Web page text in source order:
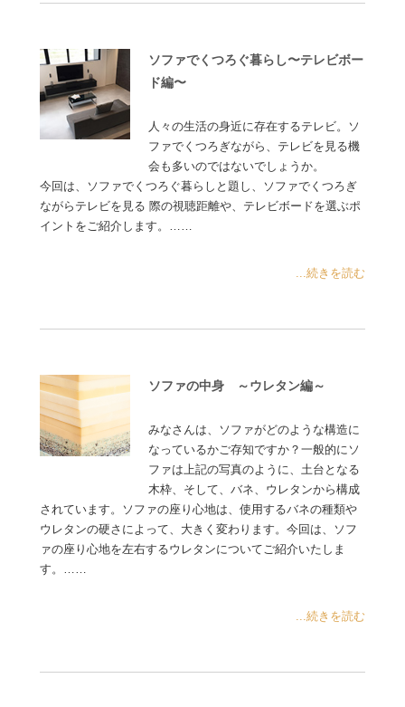
ソファでくつろぐ暮らし〜テレビボー
ド編〜
人々の生活の身近に存在するテレビ。ソ
ファでくつろぎながら、テレビを見る機
会も多いのではないでしょうか。
今回は、ソファでくつろぐ暮らしと題し、ソファでくつろぎ
ながらテレビを見る 際の視聴距離や、テレビボードを選ぶポ
イントをご紹介します。……
...続きを読む
ソファの中身 ～ウレタン編～
みなさんは、ソファがどのような構造に
なっているかご存知ですか？一般的にソ
ファは上記の写真のように、土台となる
木枠、そして、バネ、ウレタンから構成
されています。ソファの座り心地は、使用するバネの種類や
ウレタンの硬さによって、大きく変わります。今回は、ソフ
ァの座り心地を左右するウレタンについてご紹介いたしま
す。……
...続きを読む